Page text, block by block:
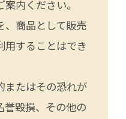
内ください。
、商品として販売
用することはでき
またはその恐れが
誉毀損、その他の